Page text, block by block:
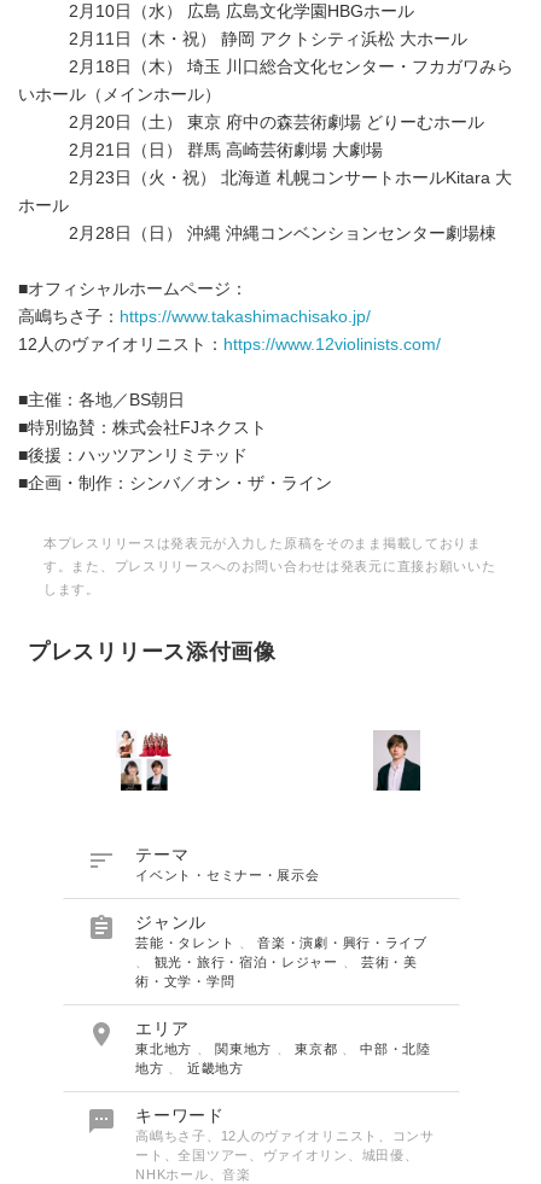
2月10日（水） 広島 広島文化学園HBGホール
2月11日（木・祝） 静岡 アクトシティ浜松 大ホール
2月18日（木） 埼玉 川口総合文化センター・フカガワみら
いホール（メインホール）
2月20日（土） 東京 府中の森芸術劇場 どりーむホール
2月21日（日） 群馬 高崎芸術劇場 大劇場
2月23日（火・祝） 北海道 札幌コンサートホールKitara 大
ホール
2月28日（日） 沖縄 沖縄コンベンションセンター劇場棟
■オフィシャルホームページ：
高嶋ちさ子： https://www.takashimachisako.jp/
12人のヴァイオリニスト： https://www.12violinists.com/
■主催：各地／BS朝日
■特別協賛：株式会社FJネクスト
■後援：ハッツアンリミテッド
■企画・制作：シンバ／オン・ザ・ライン
本プレスリリースは発表元が入力した原稿をそのまま掲載しておりま
す。また、プレスリリースへのお問い合わせは発表元に直接お願いいた
します。
プレスリリース添付画像
 テーマ
イベント・セミナー・展示会
 ジャンル
芸能・タレント 、音楽・演劇・興行・ライブ
観光・旅行・宿泊・レジャー
芸術・美
術・文学・学問
 エリア
東北地方 、関東地方 、東京都 、中部・北陸
地方
近畿地方
 キーワード
⾼嶋ちさ⼦、12人のヴァイオリニスト、コンサ
ート、全国ツアー、ヴァイオリン、城田優、
NHKホール、音楽